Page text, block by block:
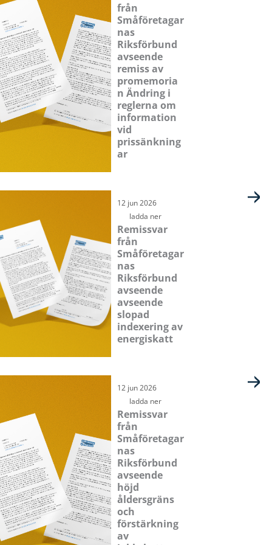
från
Småföretagar
nas
Riksförbund
avseende
remiss av
promemoria
n Ändring i
reglerna om
information
vid
prissänkning
ar
12 jun 2026
ladda ner
Remissvar
från
Småföretagar
nas
Riksförbund
avseende
avseende
slopad
indexering av
energiskatt
12 jun 2026
ladda ner
Remissvar
från
Småföretagar
nas
Riksförbund
avseende
höjd
åldersgräns
och
förstärkning
av